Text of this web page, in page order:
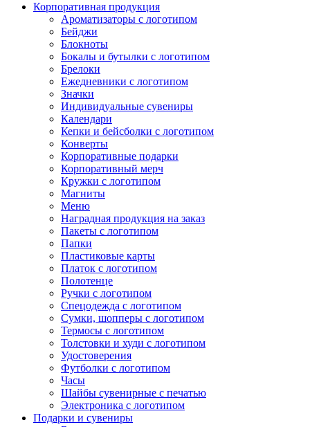
Корпоративная продукция
Ароматизаторы с логотипом
Бейджи
Блокноты
Бокалы и бутылки с логотипом
Брелоки
Ежедневники с логотипом
Значки
Индивидуальные сувениры
Календари
Кепки и бейсболки с логотипом
Конверты
Корпоративные подарки
Корпоративный мерч
Кружки с логотипом
Магниты
Меню
Наградная продукция на заказ
Пакеты с логотипом
Папки
Пластиковые карты
Платок с логотипом
Полотенце
Ручки с логотипом
Спецодежда с логотипом
Сумки, шопперы с логотипом
Термосы с логотипом
Толстовки и худи с логотипом
Удостоверения
Футболки с логотипом
Часы
Шайбы сувенирные с печатью
Электроника с логотипом
Подарки и сувениры